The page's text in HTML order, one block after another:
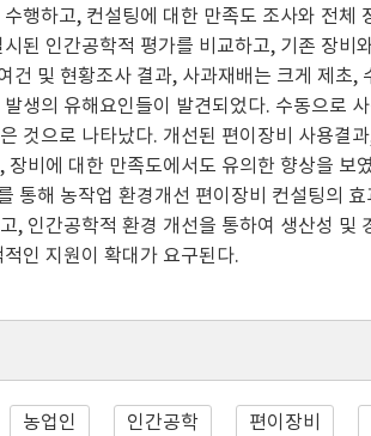
행하고, 컨설팅에 대한 만족도 조사와 전
된 인간공학적 평가를 비교하고, 기존 장비
건 및 현황조사 결과, 사과재배는 크게 제초
생의 유해요인들이 발견되었다. 수동으로
것으로 나타났다. 개선된 편이장비 사용결
장비에 대한 만족도에서도 유의한 향상을
통해 농작업 환경개선 편이장비 컨설팅의
, 인간공학적 환경 개선을 통하여 생산성
인 지원이 확대가 요구된다.
농업인 인간공학 편이장비